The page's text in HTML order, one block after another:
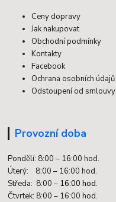
Ceny dopravy
Jak nakupovat
Obchodní podmínky
Kontakty
Facebook
Ochrana osobních údajů
Odstoupení od smlouvy
Provozní doba
Pondělí: 8:00 – 16:00 hod.
Úterý: 8:00 – 16:00 hod.
Středa: 8:00 – 16:00 hod.
Čtvrtek: 8:00 – 16:00 hod.